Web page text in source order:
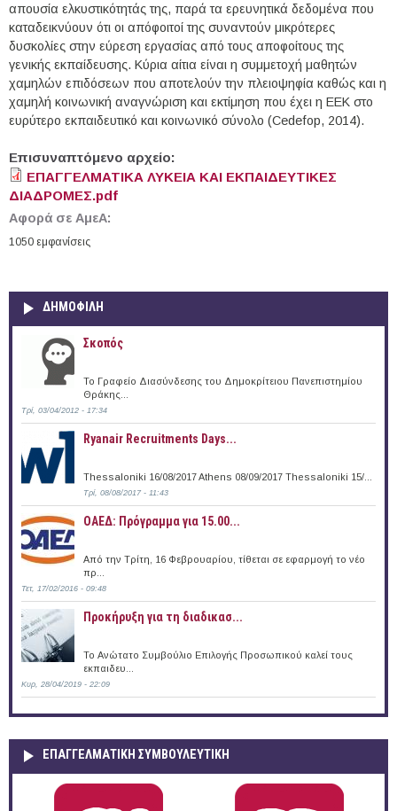
απουσία ελκυστικότητάς της, παρά τα ερευνητικά δεδομένα που
καταδεικνύουν ότι οι απόφοιτοί της συναντούν μικρότερες
δυσκολίες στην εύρεση εργασίας από τους αποφοίτους της
γενικής εκπαίδευσης. Κύρια αίτια είναι η συμμετοχή μαθητών
χαμηλών επιδόσεων που αποτελούν την πλειοψηφία καθώς και η
χαμηλή κοινωνική αναγνώριση και εκτίμηση που έχει η ΕΕΚ στο
ευρύτερο εκπαιδευτικό και κοινωνικό σύνολο (Cedefop, 2014).
Επισυναπτόμενο αρχείο:
ΕΠΑΓΓΕΛΜΑΤΙΚΑ ΛΥΚΕΙΑ ΚΑΙ ΕΚΠΑΙΔΕΥΤΙΚΕΣ
ΔΙΑΔΡΟΜΕΣ.pdf
Αφορά σε ΑμεΑ:
1050 εμφανίσεις
ΔΗΜΟΦΙΛΗ
Σκοπός
Το Γραφείο Διασύνδεσης του Δημοκρίτειου Πανεπιστημίου
Θράκης...
Τρί, 03/04/2012 - 17:34
Ryanair Recruitments Days...
Thessaloniki 16/08/2017 Athens 08/09/2017 Thessaloniki 15/...
Τρί, 08/08/2017 - 11:43
ΟΑΕΔ: Πρόγραμμα για 15.00...
Από την Τρίτη, 16 Φεβρουαρίου, τίθεται σε εφαρμογή το νέο
πρ...
Τετ, 17/02/2016 - 09:48
Προκήρυξη για τη διαδικασ...
Το Ανώτατο Συμβούλιο Επιλογής Προσωπικού καλεί τους
εκπαιδευ...
Κυρ, 28/04/2019 - 22:09
ΕΠΑΓΓΕΛΜΑΤΙΚΉ ΣΥΜΒΟΥΛΕΥΤΙΚΉ